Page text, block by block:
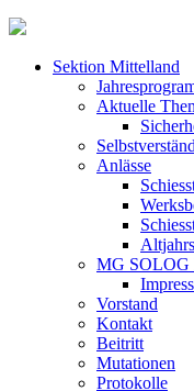
Sektion Mittelland
Aktuelle
Anlässe
MG SOLOG
Vorstand
Kontakt
Beitritt
Mutationen
Protokolle